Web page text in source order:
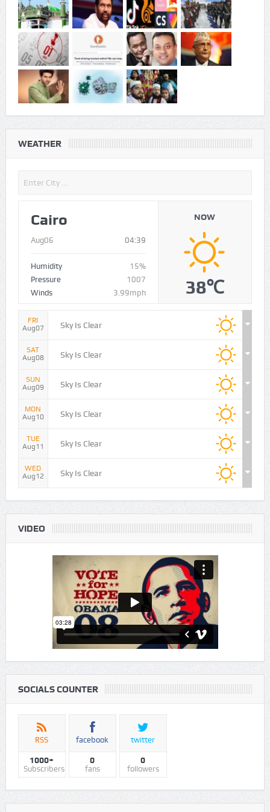
Cairo
Aug06 04:39
Humidity
15%
Winds
NOW
38℃
FRI
Aug07
Sky Is Clear
SAT
Aug08
Sky Is Clear
SUN
Aug09
Sky Is Clear
MON
Aug10
Sky Is Clear
TUE
Aug11
Sky Is Clear
Aug12
Sky Is Clear
SOCIALS COUNTER
RSS
1000+
Subscribers
facebook
0
fans
twitter
0
followers